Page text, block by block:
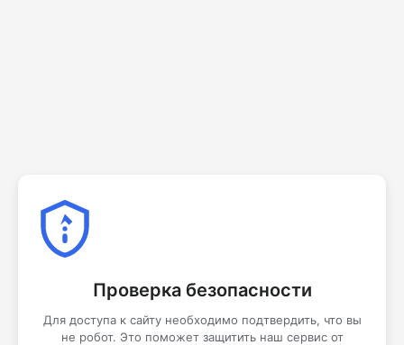
Проверка безопасности
Для доступа к сайту необходимо подтвердить, что вы
не робот. Это поможет защитить наш сервис от